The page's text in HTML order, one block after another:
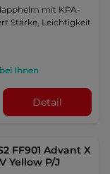
mit KPA-
Stärke, Leichtigkeit
Ihnen
Detail
FF901 Advant X
Yellow P/J